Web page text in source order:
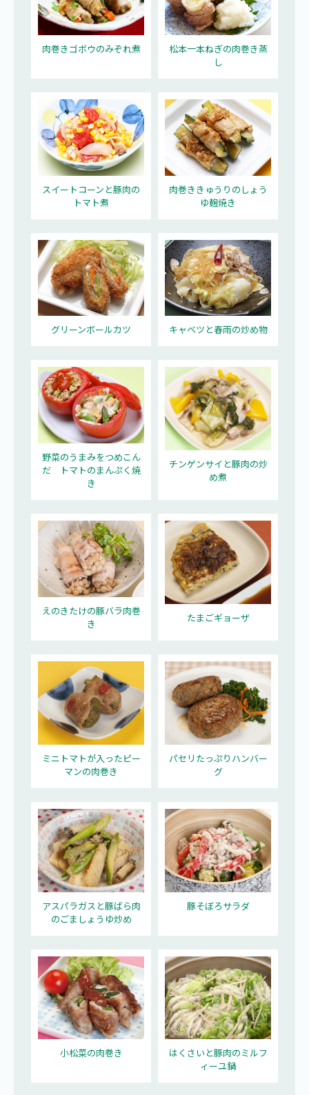
肉巻きゴボウのみぞれ煮
松本一本ねぎの肉巻き蒸
し
スイートコーンと豚肉の
トマト煮
肉巻ききゅうりのしょう
ゆ麹焼き
グリーンボールカツ キャベツと春雨の炒め物
野菜のうまみをつめこん
だ トマトのまんぷく焼
き
チンゲンサイと豚肉の炒
め煮
えのきたけの豚バラ肉巻
き
たまごギョーザ
ミニトマトが入ったピー
マンの肉巻き
パセリたっぷりハンバー
グ
アスパラガスと豚ばら肉
のごましょうゆ炒め
豚そぼろサラダ
小松菜の肉巻き
はくさいと豚肉のミルフ
ィーユ鍋